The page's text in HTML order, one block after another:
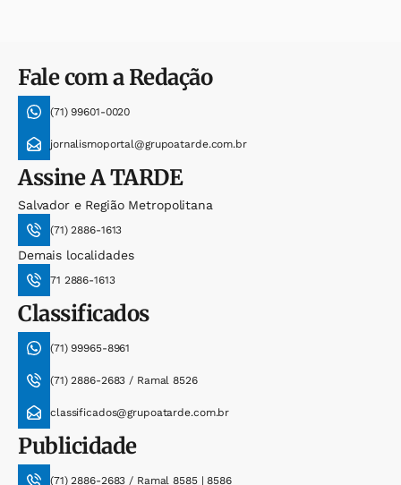
Fale com a Redação
(71) 99601-0020
jornalismoportal@grupoatarde.com.br
AssineA TARDE
Salvador e Região Metropolitana
(71) 2886-1613
Demais localidades
71 2886-1613
Classificados
(71) 99965-8961
(71) 2886-2683 / Ramal 8526
classificados@grupoatarde.com.br
Publicidade
(71) 2886-2683 / Ramal 8585 | 8586